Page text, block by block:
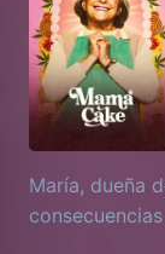
María, dueña